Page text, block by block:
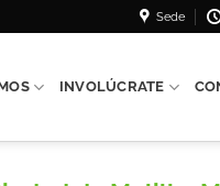
Sede
INVOLÚCRATE